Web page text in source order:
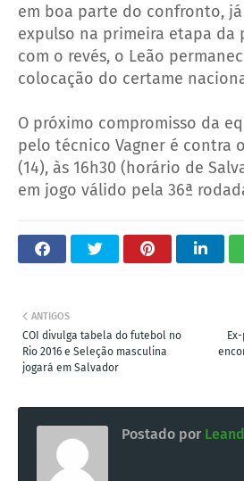
em boa parte do confronto,
expulso na primeira etapa da
com o revés, o Leão
colocação do certame
O próximo compromisso da
pelo técnico Vagner é contra
(14), às 16h30 (horário de
em jogo válido pela 36ª
ANTIGOS
COI divulga tabela do futebol no
Rio 2016 e Seleção masculina
jogará em Salvador
Postado por